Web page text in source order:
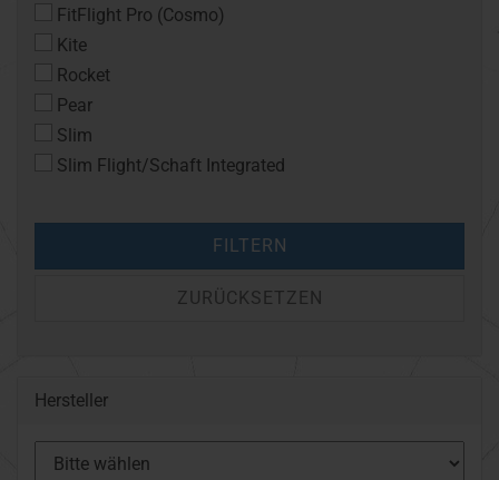
FitFlight Pro (Cosmo)
Kite
Rocket
Pear
Slim
Slim Flight/Schaft Integrated
FILTERN
ZURÜCKSETZEN
Hersteller